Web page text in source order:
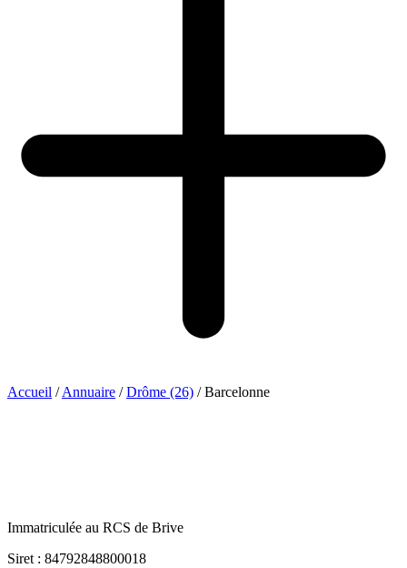
Accueil / Annuaire / Drôme (26) / Barcelonne
Immatriculée au RCS de Brive
Siret : 84792848800018